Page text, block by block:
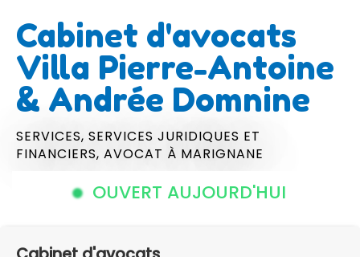
Cabinet d'avocats
Villa Pierre-Antoine
& Andrée Domnine
SERVICES, SERVICES JURIDIQUES ET
FINANCIERS, AVOCAT À MARIGNANE
OUVERT AUJOURD'HUI